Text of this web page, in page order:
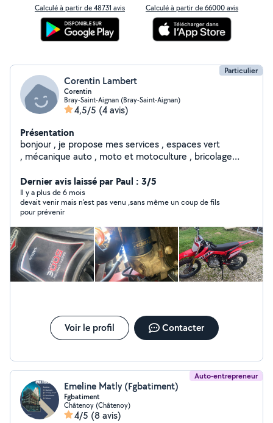
Calculé à partir de 48731 avis Calculé à partir de 66000 avis
Particulier
Corentin Lambert
Corentin
Bray-Saint-Aignan (Bray-Saint-Aignan)
4,5/5 (4 avis)
Présentation
bonjour , je propose mes services , espaces vert
, mécanique auto , moto et motoculture , bricolage
Dernier avis laissé par Paul : 3/5
Il y a plus de 6 mois
devait venir mais n'est pas venu ,sans même un coup de fils
pour prévenir
Voir le profil Contacter
Auto-entrepreneur
Emeline Matly (Fgbatiment)
Fgbatiment
Châtenoy (Châtenoy)
4/5 (8 avis)